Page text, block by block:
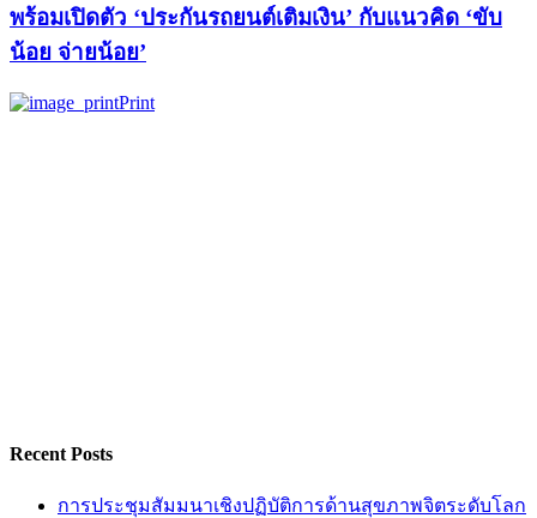
พร้อมเปิดตัว ‘ประกันรถยนต์เติมเงิน’ กับแนวคิด ‘ขับ
น้อย จ่ายน้อย’
Print
Recent Posts
การประชุมสัมมนาเชิงปฏิบัติการด้านสุขภาพจิตระดับโลก